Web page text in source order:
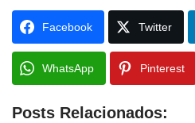
Facebook Twitter
WhatsApp Pinterest
Posts Relacionados: